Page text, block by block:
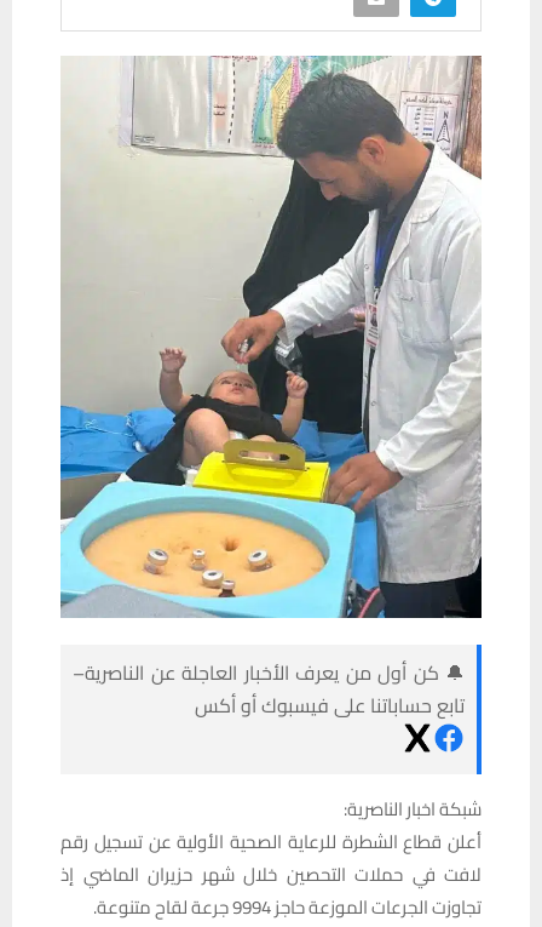
🔔 كن أول من يعرف الأخبار العاجلة عن الناصرية–
تابع حساباتنا على فيسبوك أو أكس
شبكة اخبار الناصرية:
أعلن قطاع الشطرة للرعاية الصحية الأولية عن تسجيل رقم
لافت في حملات التحصين خلال شهر حزيران الماضي إذ
تجاوزت الجرعات الموزعة حاجز 9994 جرعة لقاح متنوعة.